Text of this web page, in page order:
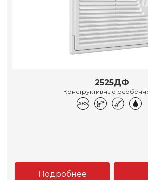
2525ДФ
Конструктивные
Подробнее